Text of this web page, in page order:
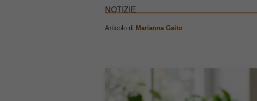
NOTIZIE
Articolo di Marianna Gaito